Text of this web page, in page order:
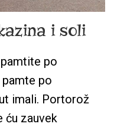
i soli
po
po
imali. Portorož
ću zauvek